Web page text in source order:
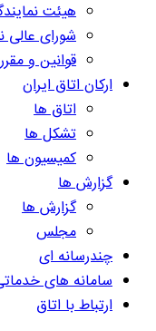
هیئت
شورای عالی
قوانین و
ارکان اتاق ایران
اتاق ها
تشکل ها
کمیسیون ها
گزارش ها
گزارش ها
مجلس
چندرسانه ای
سامانه های
ارتباط با اتاق